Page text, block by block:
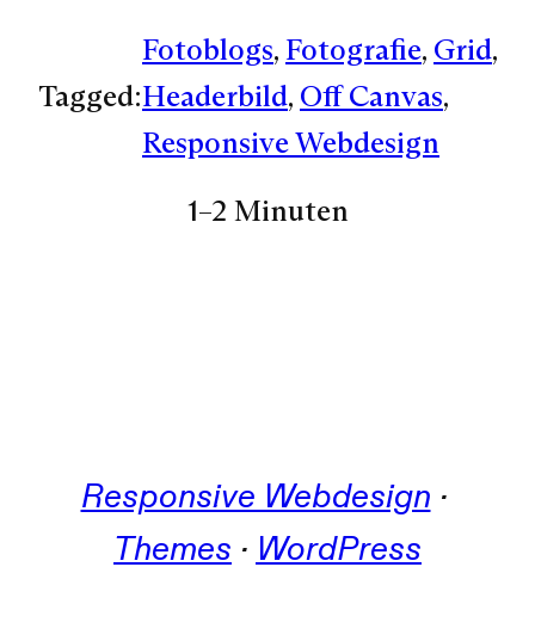
Tagged:
Fotoblogs, Fotografie, Grid
Headerbild, Off Canvas
Responsive Webdesign
1–2 Minuten
Responsive Webdesign
Themes · WordPress